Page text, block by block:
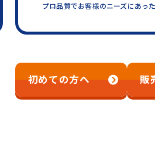
アウトレット商品も多数
初めての方へ 販